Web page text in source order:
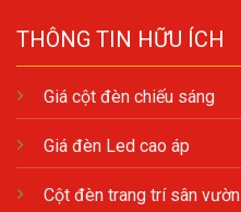
THÔNG TIN HỮU ÍCH
Giá cột đèn chiếu sáng
Giá đèn Led cao áp
Cột đèn trang trí sân vườn